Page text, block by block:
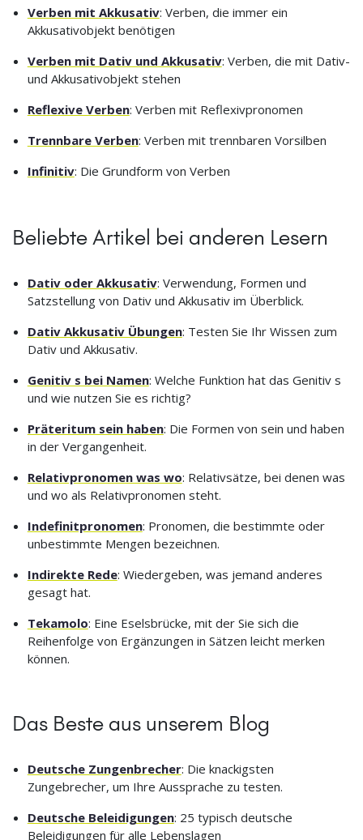
Verben mit Akkusativ: Verben, die immer ein
Akkusativobjekt benötigen
Verben mit Dativ und Akkusativ: Verben, die mit Dativ-
und Akkusativobjekt stehen
Reflexive Verben: Verben mit Reflexivpronomen
Trennbare Verben: Verben mit trennbaren Vorsilben
Infinitiv: Die Grundform von Verben
Beliebte Artikel bei anderen Lesern
Dativ oder Akkusativ: Verwendung, Formen und
Satzstellung von Dativ und Akkusativ im Überblick.
Dativ Akkusativ Übungen: Testen Sie Ihr Wissen zum
Dativ und Akkusativ.
Genitiv s bei Namen: Welche Funktion hat das Genitiv s
und wie nutzen Sie es richtig?
Präteritum sein haben: Die Formen von sein und haben
in der Vergangenheit.
Relativpronomen was wo: Relativsätze, bei denen was
und wo als Relativpronomen steht.
Indefinitpronomen: Pronomen, die bestimmte oder
unbestimmte Mengen bezeichnen.
Indirekte Rede: Wiedergeben, was jemand anderes
gesagt hat.
Tekamolo: Eine Eselsbrücke, mit der Sie sich die
Reihenfolge von Ergänzungen in Sätzen leicht merken
können.
Das Beste aus unserem Blog
Deutsche Zungenbrecher: Die knackigsten
Zungebrecher, um Ihre Aussprache zu testen.
Deutsche Beleidigungen: 25 typisch deutsche
Beleidigungen für alle Lebenslagen